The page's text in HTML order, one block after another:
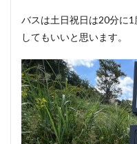
バスは土日祝日は20分に
してもいいと思います。